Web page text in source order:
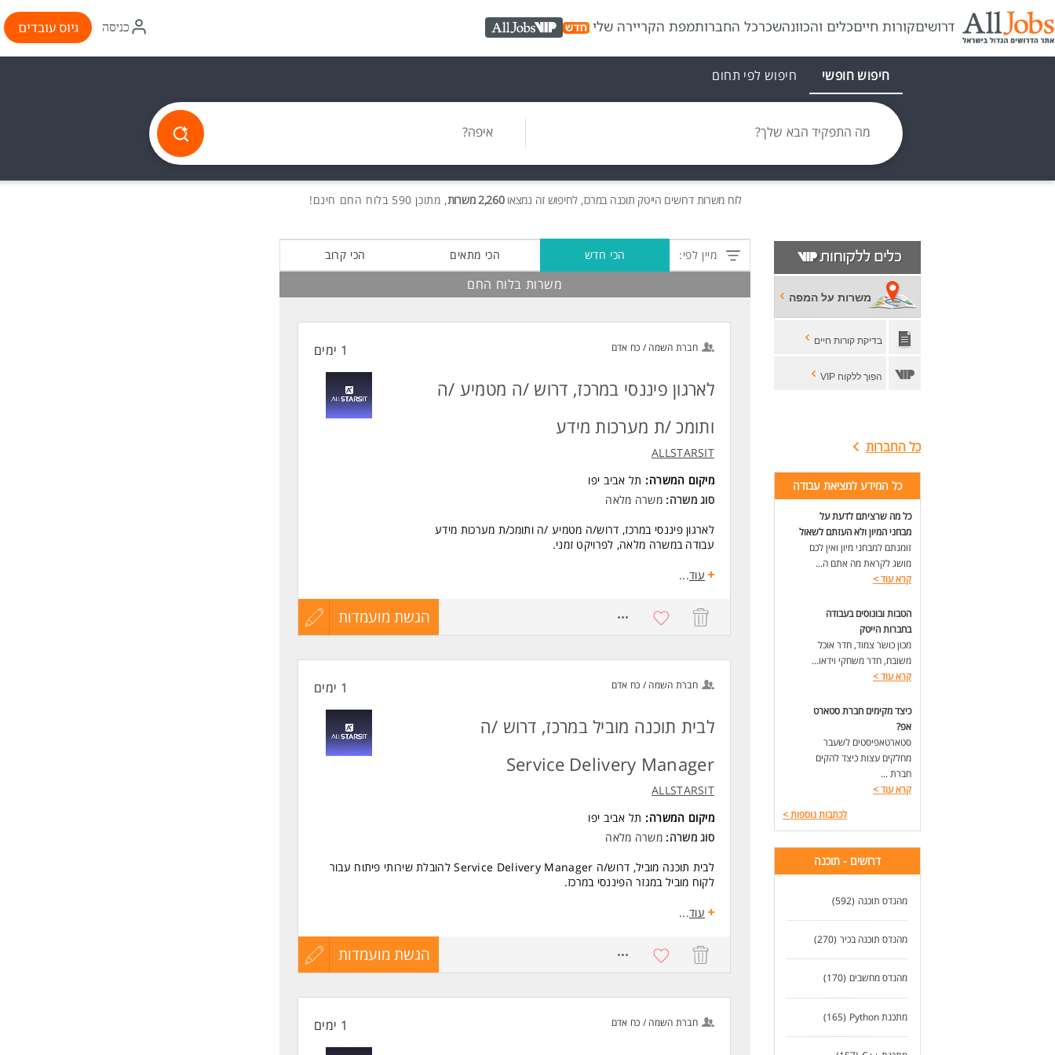
דרושיםקורות חייםכלים והכוונהשכרכל החברותמפת הקריירה שלי AllJobs VIP
איקון
התחברות
כניסה גיוס עובדים
חיפוש חופשי חיפוש לפי תחום
מה התפקיד הבא שלך? איפה?
לוח משרות דרושים הייטק תוכנה במרכז, לחיפוש זה נמצאו2,260 משרות , מתוכן 590 בלוח החם חינם!
משרות על המפה
בדיקת קורות חיים
הפוך ללקוח VIP
כל החברות
כל המידע למציאת עבודה
כל מה שרציתם לדעת על
מבחני המיון ולא העזתם לשאול
זומנתם למבחני מיון ואין לכם
מושג לקראת מה אתם ה...
קרא עוד>
הטבות ובונוסים בעבודה
בחברות הייטק
מכון כושר צמוד, חדר אוכל
משובח, חדר משחקי וידאו...
קרא עוד>
כיצד מקימים חברת סטארט
אפ?
סטארטאפיסטים לשעבר
מחלקים עצות כיצד להקים
חברת ...
קרא עוד>
לכתבות נוספות>
דרושים - תוכנה
מהנדס תוכנה (592)
מהנדס תוכנה בכיר (270)
מהנדס מחשבים (170)
מתכנת Python (165)
מיין לפי: הכי חדש הכי מתאים הכי קרוב
משרות בלוח החם
חברת השמה / כח אדם 1 ימים
לארגון פיננסי במרכז, דרוש /ה מטמיע /ה
ותומכ /ת מערכות מידע
ALLSTARSIT
מיקום המשרה: תל אביב יפו
סוג משרה: משרה מלאה
לארגון פיננסי במרכז, דרוש/ה מטמיע /ה ותומכ/ת מערכות מידע
עבודה במשרה מלאה, לפרויקט זמני.
התפקיד כולל:
מתן מענה והכוונה למשתמשים, וסיוע במהלך העבודה השוטפת.
דרישות:
אוריינטציה טכנולוגית טובה - חובה.
עוד...
הגשת מועמדות
עדכון
חברת השמה / כח אדם 1 ימים
לבית תוכנה מוביל במרכז, דרוש /ה
Service Delivery Manager
ALLSTARSIT
מיקום המשרה: תל אביב יפו
סוג משרה: משרה מלאה
לבית תוכנה מוביל, דרוש/ה Service Delivery Manager להובלת שירותי פיתוח עבור
לקוח מוביל במגזר הפיננסי במרכז.
מה בתפקיד?
ניהול והובלת צוותי עובדים, כולל גיוס, קליטה, ליווי מקצועי ופיתוח עובדים.
בניית תוכניות עבודה, מעקב אחר ביצועים והובלת תהליכי שיפור.
לפחות 4 שנות ניסיון בתפקידי Service Delivery / Delivery Manager / Managed
עוד...
הגשת מועמדות
עדכון
חברת השמה / כח אדם 1 ימים